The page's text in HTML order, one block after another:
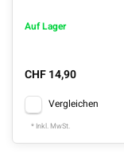
Auf Lager
CHF 14,90
Vergleichen
* Inkl. MwSt.